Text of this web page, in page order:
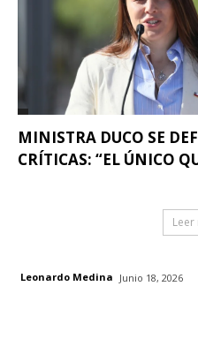
MINISTRA DUCO SE
CRÍTICAS: “EL ÚNICO
Leer
Leonardo Medina Junio 18, 2026